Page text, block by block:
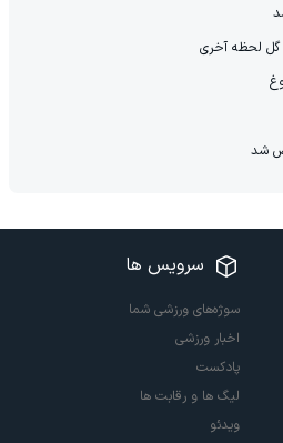
گل لحظه آخری
شد
سرویس ها
سوژه‌های ورزشی شما
اخبار ورزشی
پادکست
لیگ ها و رقابت ها
ویدئو